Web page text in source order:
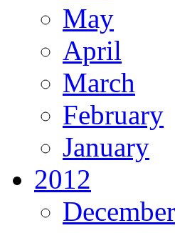
May
April
March
February
January
2012
December